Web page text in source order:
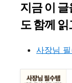
지금 이
도 함께
사장님 필